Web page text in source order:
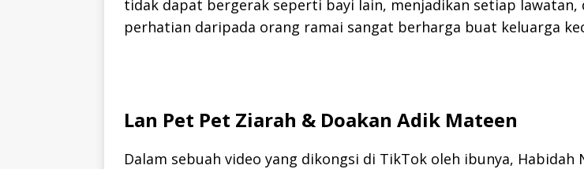
tidak dapat bergerak seperti bayi lain, menjadikan setiap lawatan,
perhatian daripada orang ramai sangat berharga buat keluarga
Lan Pet Pet Ziarah & Doakan Adik Mateen
Dalam sebuah video yang dikongsi di TikTok oleh ibunya, Habidah